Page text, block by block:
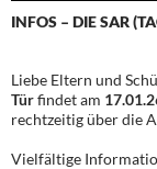
INFOS – DIE SAR
Liebe Eltern und
Türfindet am
rechtzeitig über die
Vielfältige